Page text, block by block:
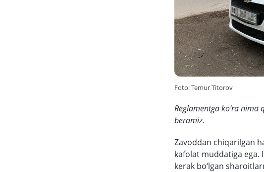
Foto: Temur Titorov
Reglamentga ko‘ra nima
beramiz.
Zavoddan chiqarilgan
kafolat muddatiga ega.
kerak bo‘lgan